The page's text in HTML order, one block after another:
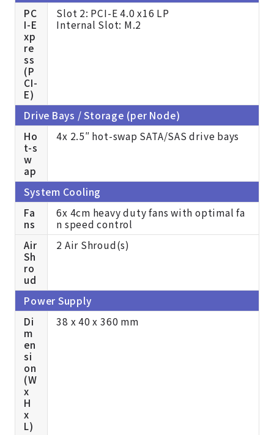
PC
I-E
xp
re
ss
(P
CI-
E)
Slot 2: PCI-E 4.0 x16 LP
Internal Slot: M.2
Drive Bays / Storage (per Node)
Ho
t-s
w
ap
4x 2.5″ hot-swap SATA/SAS drive bays
System Cooling
Fa
ns
6x 4cm heavy duty fans with optimal fa
n speed control
Air
Sh
ro
ud
2 Air Shroud(s)
Power Supply
Di
m
en
si
on
(W
x
H
x
L)
38 x 40 x 360 mm